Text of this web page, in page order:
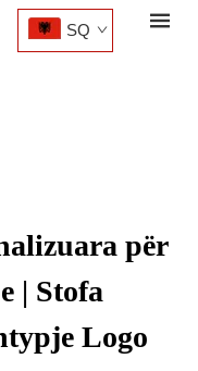
SQ
për
| Stofa
Logo